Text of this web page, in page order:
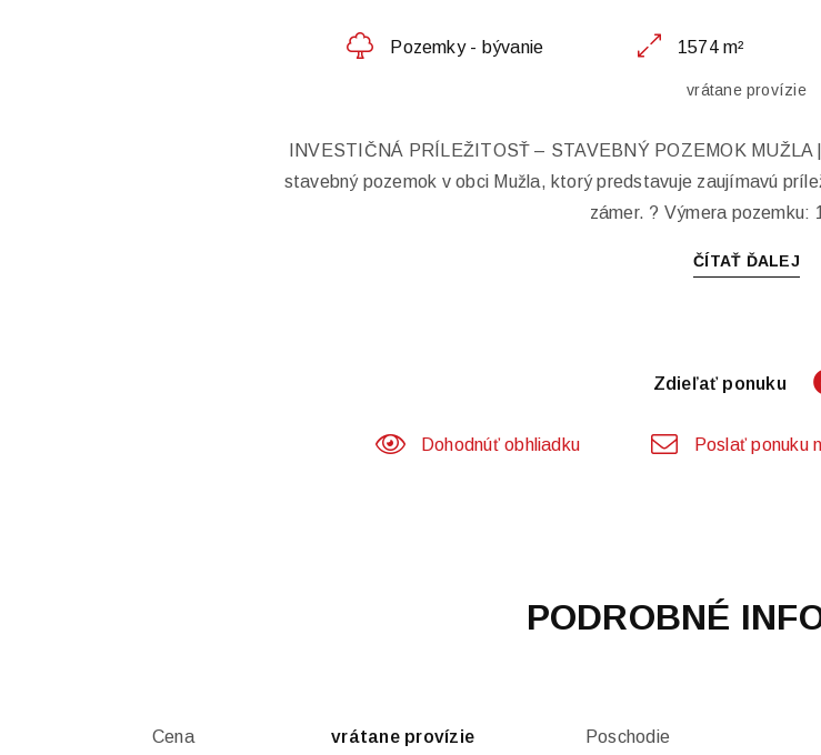
Pozemky - bývanie 1574 m²
vrátane provízie
INVESTIČNÁ PRÍLEŽITOSŤ – STAVEBNÝ POZEMOK MUŽLA
stavebný pozemok v obci Mužla, ktorý predstavuje zaujímavú
zámer. ? Výmera pozemku:
ČÍTAŤ ĎALEJ
Zdieľať ponuku
Dohodnúť obhliadku Poslať ponuku
PODROBNÉ
Cena vrátane provízie Poschodie